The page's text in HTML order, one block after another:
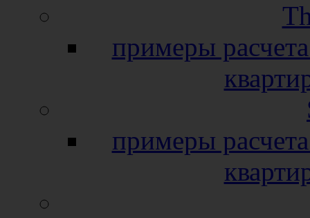
примеры
примеры